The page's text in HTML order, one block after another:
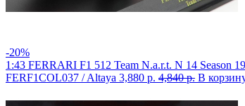
-20%
1:43 FERRARI F1 512 Team N.a.r.t. N 14 Season
FERF1COL037 / Altaya 3,880 р. 4,840 р. В